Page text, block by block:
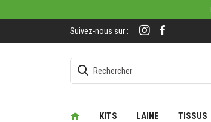
Suivez-nous sur :
KITS LAINE TISSUS